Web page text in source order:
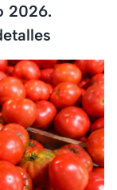
2026.